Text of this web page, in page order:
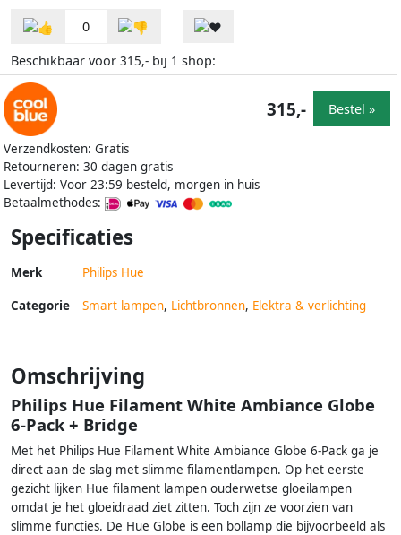
0
Beschikbaar voor 315,- bij 1 shop:
Verzendkosten: Gratis
Retourneren: 30 dagen gratis
Levertijd: Voor 23:59 besteld, morgen in huis
Betaalmethodes:
315,- Bestel »
Specificaties
Merk Philips Hue
Categorie Smart lampen, Lichtbronnen, Elektra & verlichting
Omschrijving
Philips Hue Filament White Ambiance Globe
6-Pack + Bridge
Met het Philips Hue Filament White Ambiance Globe 6-Pack ga je
direct aan de slag met slimme filamentlampen. Op het eerste
gezicht lijken Hue filament lampen ouderwetse gloeilampen
omdat je het gloeidraad ziet zitten. Toch zijn ze voorzien van
slimme functies. De Hue Globe is een bollamp die bijvoorbeeld als